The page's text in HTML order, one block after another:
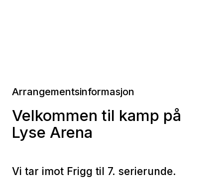
Arrangementsinformasjon
Velkommen til kamp på
Lyse Arena
Vi tar imot Frigg til 7. serierunde.